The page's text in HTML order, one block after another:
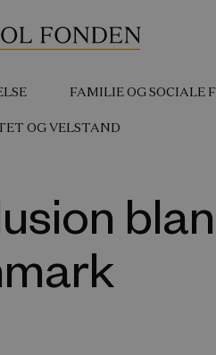
FAMILIE OG SOCIALE
OG VELSTAND